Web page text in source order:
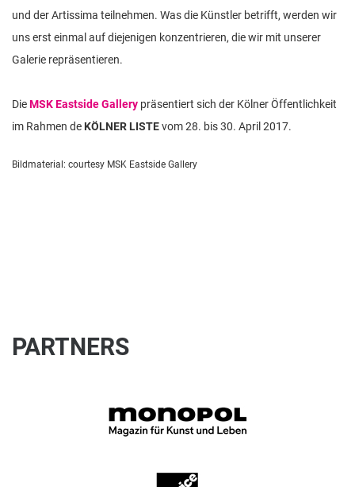
und der Artissima teilnehmen. Was die Künstler betrifft, werden wir
uns erst einmal auf diejenigen konzentrieren, die wir mit unserer
Galerie repräsentieren.
DieMSK Eastside Gallery präsentiert sich der Kölner Öffentlichkeit
im Rahmen de KÖLNER LISTEvom 28. bis 30. April 2017.
Bildmaterial: courtesy MSK Eastside Gallery
PARTNERS